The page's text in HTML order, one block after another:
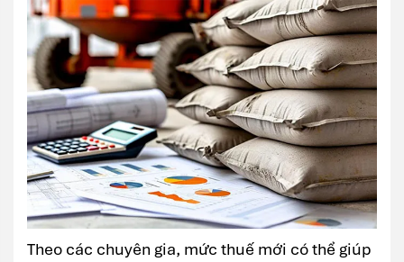
Theo các chuyên gia, mức thuế mới có thể giúp